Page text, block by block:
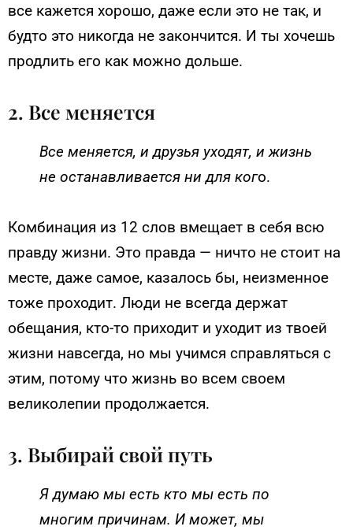
все кажется хорошо, даже если это не так, и
будто это никогда не закончится. И ты хочешь
продлить его как можно дольше.
2. Все меняется
Все меняется, и друзья уходят, и жизнь
не останавливается ни для кого.
Комбинация из 12 слов вмещает в себя всю
правду жизни. Это правда — ничто не стоит на
месте, даже самое, казалось бы, неизменное
тоже проходит. Люди не всегда держат
обещания, кто-то приходит и уходит из твоей
жизни навсегда, но мы учимся справляться с
этим, потому что жизнь во всем своем
великолепии продолжается.
3. Выбирай свой путь
Я думаю мы есть кто мы есть по
многим причинам. И может, мы